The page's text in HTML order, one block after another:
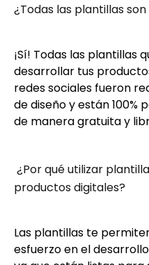
¿Todas las plantillas
¡Sí! Todas las plantillas
desarrollar tus
redes sociales fueron
de diseño y están 100%
de manera gratuita y
¿Por qué utilizar
productos digitales?
Las plantillas te
esfuerzo en el